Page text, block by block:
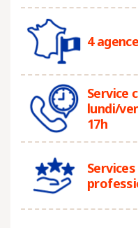
4
Service
lundi/
17h